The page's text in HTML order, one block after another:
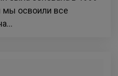
мы освоили все